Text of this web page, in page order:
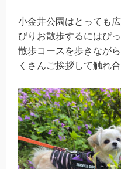
小金井公園はとっても
びりお散歩するにはぴ
散歩コースを歩きなが
くさんご挨拶して触れ